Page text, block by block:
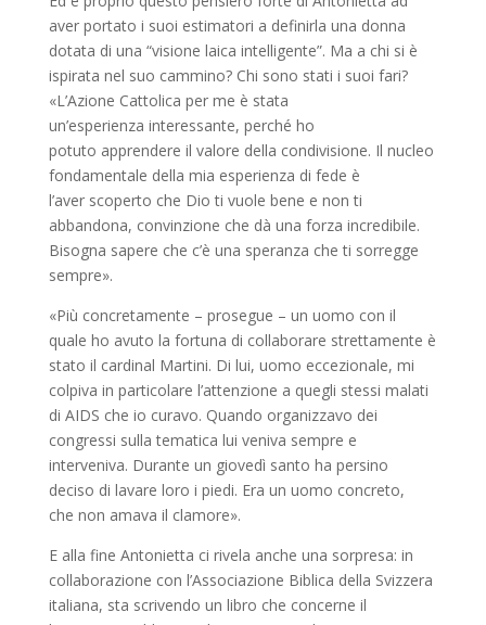
aver portato i suoi estimatori a definirla una donna
dotata di una “visione laica intelligente”. Ma a chi si è
ispirata nel suo cammino? Chi sono stati i suoi fari?
«L’Azione Cattolica per me è stata
un’esperienza interessante, perché ho
potuto apprendere il valore della condivisione. Il nucleo
fondamentale della mia esperienza di fede è
l’aver scoperto che Dio ti vuole bene e non ti
abbandona, convinzione che dà una forza incredibile.
Bisogna sapere che c’è una speranza che ti sorregge
sempre».
«Più concretamente – prosegue – un uomo con il
quale ho avuto la fortuna di collaborare strettamente è
stato il cardinal Martini. Di lui, uomo eccezionale, mi
colpiva in particolare l’attenzione a quegli stessi malati
di AIDS che io curavo. Quando organizzavo dei
congressi sulla tematica lui veniva sempre e
interveniva. Durante un giovedì santo ha persino
deciso di lavare loro i piedi. Era un uomo concreto,
che non amava il clamore».
E alla fine Antonietta ci rivela anche una sorpresa: in
collaborazione con l’Associazione Biblica della Svizzera
italiana, sta scrivendo un libro che concerne il